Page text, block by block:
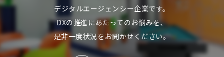
デジタルエージェンシー企業です。
DXの推進にあたってのお悩みを、
是非一度状況をお聞かせください。